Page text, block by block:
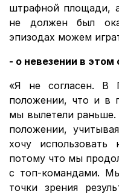
штрафной площади,
не должен был
эпизодах можем
- о невезении в этом
«Я не согласен. В
положении, что и в
мы вылетели
положении,
хочу использовать
потому что мы
с топ-командами.
точки зрения